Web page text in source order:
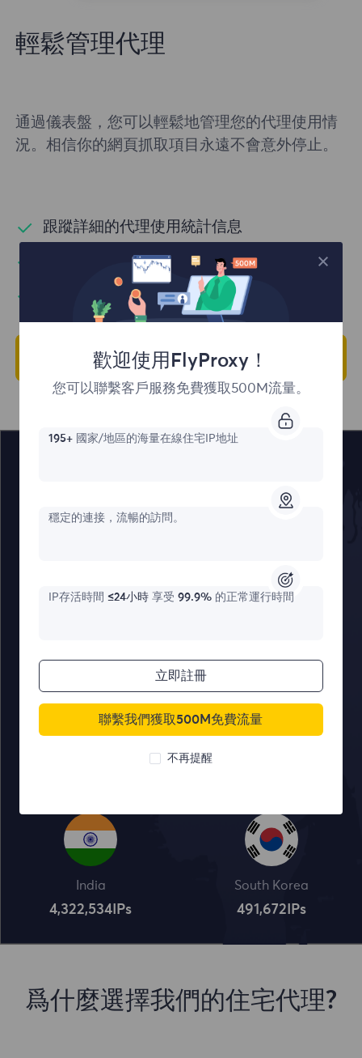
輕鬆管理代理
通過儀表盤，您可以輕鬆地管理您的代理使用情
況。相信你的網頁抓取項目永遠不會意外停止。
跟蹤詳細的代理使用統計信息
創建和管理子用戶
管理代理訂閱
註冊使用儀表盤
India
4,322,534 IPs
South Korea
491,672 IPs
爲什麼選擇我們的住宅代理?
歡迎使用FlyProxy！
您可以聯繫客戶服務免費獲取500M流量。
195+國家/地區的海量在線住宅IP地址
穩定的連接，流暢的訪問。
IP存活時間 ≤24小時享受 99.9%的正常運行時間
立即註冊
聯繫我們獲取500M免費流量
不再提醒